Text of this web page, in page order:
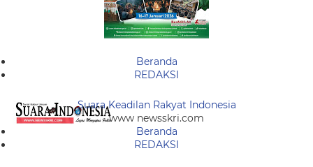
Beranda
REDAKSI
Suara Keadilan Rakyat Indonesia
www newsskri.com
Beranda
REDAKSI